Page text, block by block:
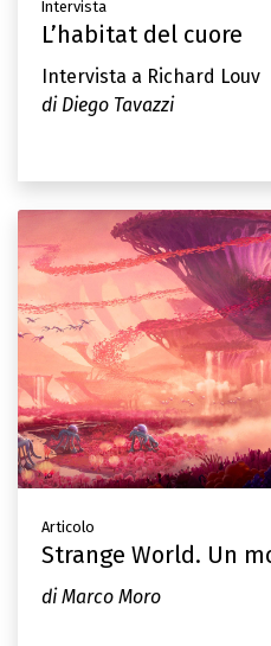
Intervista
L’habitat del cuore
Intervista a Richard Louv
di Diego Tavazzi
Articolo
Strange World. Un
di Marco Moro